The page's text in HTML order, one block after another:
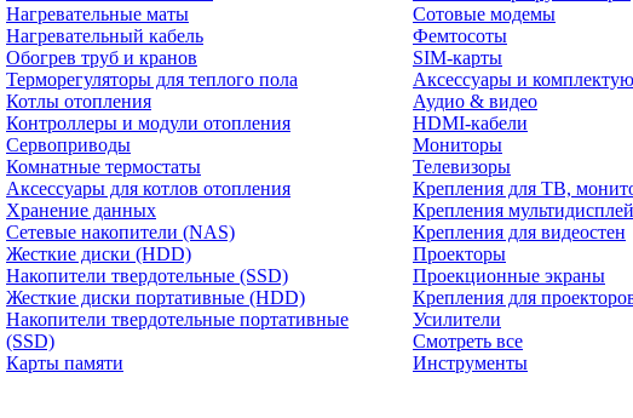
Нагревательные маты
Нагревательный кабель
Обогрев труб и кранов
Терморегуляторы для теплого пола
Котлы отопления
Контроллеры и модули отопления
Сервоприводы
Комнатные термостаты
Аксессуары для котлов отопления
Хранение данных
Сетевые накопители (NAS)
Жесткие диски (HDD)
Накопители твердотельные (SSD)
Жесткие диски портативные (HDD)
Накопители твердотельные портативные
(SSD)
Карты памяти
Сотовые модемы
Фемтосоты
SIM-карты
Аксессуары и
Аудио & видео
HDMI-кабели
Мониторы
Телевизоры
Крепления для ТВ,
Крепления
Крепления для видеостен
Проекторы
Проекционные экраны
Крепления для
Усилители
Смотреть все
Инструменты